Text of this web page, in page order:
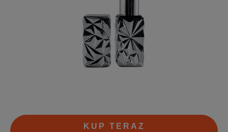
KUP TERAZ